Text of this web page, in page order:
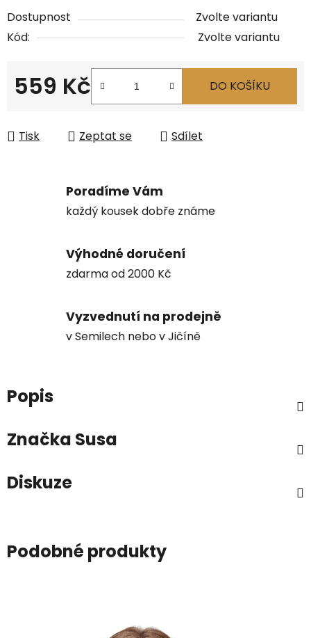
Dostupnost
Zvolte variantu
Kód:
Zvolte variantu
559 Kč DO KOŠÍKU
Tisk Zeptat se Sdílet
Poradíme Vám
každý kousek dobře známe
Výhodné doručení
zdarma od 2000 Kč
Vyzvednutí na prodejně
v Semilech nebo v Jičíně
Popis
Značka Susa
Diskuze
Podobné produkty